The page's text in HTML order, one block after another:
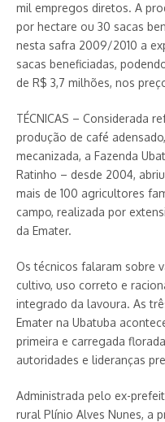
mil empregos diretos. A
por hectare ou 30 sacas
nesta safra 2009/2010 a
sacas beneficiadas,
de R$ 3,7 milhões, nos
TÉCNICAS – Considerada
produção de café
mecanizada, a Fazenda
Ratinho – desde 2004,
mais de 100 agricultores
campo, realizada por
da Emater.
Os técnicos falaram sobre
cultivo, uso correto e
integrado da lavoura. As
Emater na Ubatuba
primeira e carregada
autoridades e lideranças
Administrada pelo ex-
rural Plínio Alves Nunes, a